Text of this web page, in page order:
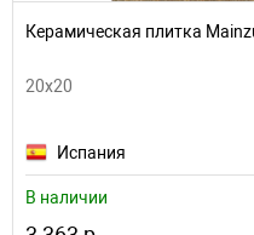
Керамическая плитка
20x20
Испания
В наличии